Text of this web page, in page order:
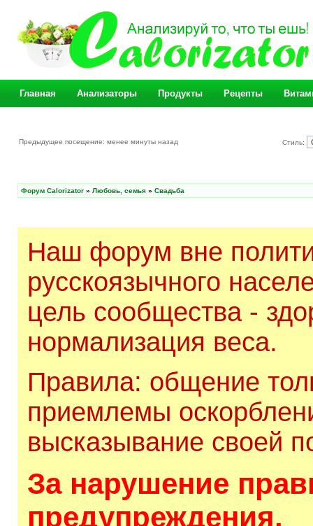
Главная Анализаторы Продукты Рецепты
Предыдущее посещение: менее минуты назад Стиль:
Форум Calorizator » Любовь, семья » Свадьба
Наш форум вне
русскоязычного
цель сообщества -
нормализация веса.
Правила: общение
приемлемы
высказывание своей
За нарушение
предупреждения.